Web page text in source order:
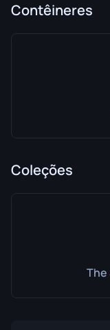
Contêineres
Coleções